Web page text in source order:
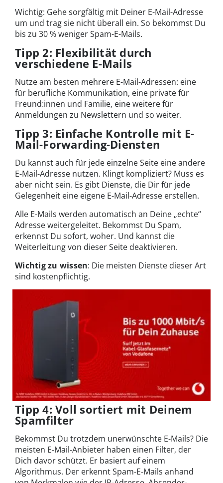
Wichtig: Gehe sorgfältig mit Deiner E-Mail-Adresse
um und trag sie nicht überall ein. So bekommst Du
bis zu 30 % weniger Spam-E-Mails.
Tipp 2: Flexibilität durch
verschiedene E-Mails
Nutze am besten mehrere E-Mail-Adressen: eine
für berufliche Kommunikation, eine private für
Freund:innen und Familie, eine weitere für
Anmeldungen zu Newslettern und so weiter.
Tipp 3: Einfache Kontrolle mit E-
Mail-Forwarding-Diensten
Du kannst auch für jede einzelne Seite eine andere
E-Mail-Adresse nutzen. Klingt kompliziert? Muss es
aber nicht sein. Es gibt Dienste, die Dir für jede
Gelegenheit eine eigene E-Mail-Adresse erstellen.
Alle E-Mails werden automatisch an Deine „echte“
Adresse weitergeleitet. Bekommst Du Spam,
erkennst Du sofort, woher. Und kannst die
Weiterleitung von dieser Seite deaktivieren.
Wichtig zu wissen: Die meisten Dienste dieser Art
sind kostenpflichtig.
Tipp 4: Voll sortiert mit Deinem
Spamfilter
Bekommst Du trotzdem unerwünschte E-Mails? Die
meisten E-Mail-Anbieter haben einen Filter, der
Dich davor schützt. Er basiert auf einem
Algorithmus. Der erkennt Spam-E-Mails anhand